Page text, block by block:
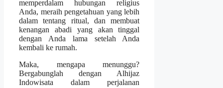
memperdalam hubungan religius
Anda, meraih pengetahuan yang lebih
dalam tentang ritual, dan membuat
kenangan abadi yang akan tinggal
dengan Anda lama setelah Anda
kembali ke rumah.
Maka, mengapa menunggu?
Bergabunglah dengan Alhijaz
Indowisata dalam perjalanan